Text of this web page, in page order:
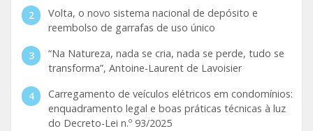
Volta, o novo sistema nacional de depósito e
reembolso de garrafas de uso único
“Na Natureza, nada se cria, nada se perde, tudo se
transforma”, Antoine-Laurent de Lavoisier
Carregamento de veículos elétricos em condomínios:
enquadramento legal e boas práticas técnicas à luz
do Decreto-Lei n.º 93/2025